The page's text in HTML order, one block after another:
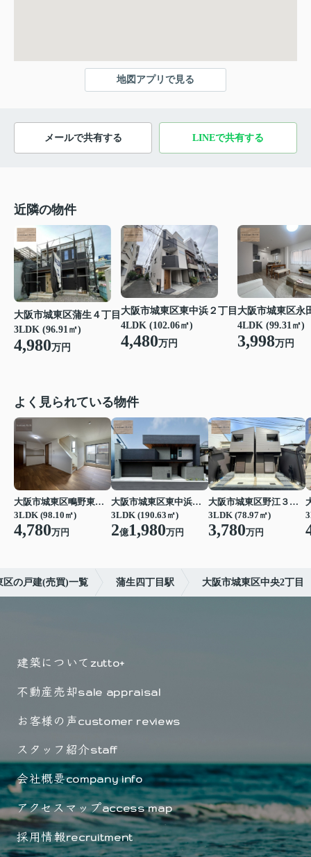
地図アプリで見る
メールで共有する LINEで共有する
近隣の物件
大阪市城東区蒲生４丁目
3LDK (96.91㎡)
4,980万円
大阪市城東区東中浜２丁目
4LDK (102.06㎡)
4,480万円
大阪市城東区永
4LDK (99.31㎡)
3,998万円
よく見られている物件
大阪市城東区鴫野東３丁目
3LDK (98.10㎡)
4,780万円
大阪市城東区東中浜３丁目
3LDK (190.63㎡)
2億1,980万円
大阪市城東区野江３丁目
3LDK (78.97㎡)
3,780万円
区の戸建(売買)一覧 蒲生四丁目駅 大阪市城東区中央2丁目
建築について zutto+
不動産売却sale appraisal
お客様の声customer reviews
スタッフ紹介staff
会社概要company info
アクセスマップaccess map
採用情報recruitment